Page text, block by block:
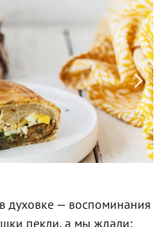
духовке — воспоминания
пекли, а мы ждали: